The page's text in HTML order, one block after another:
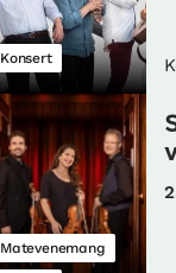
Konsert
Matevenemang